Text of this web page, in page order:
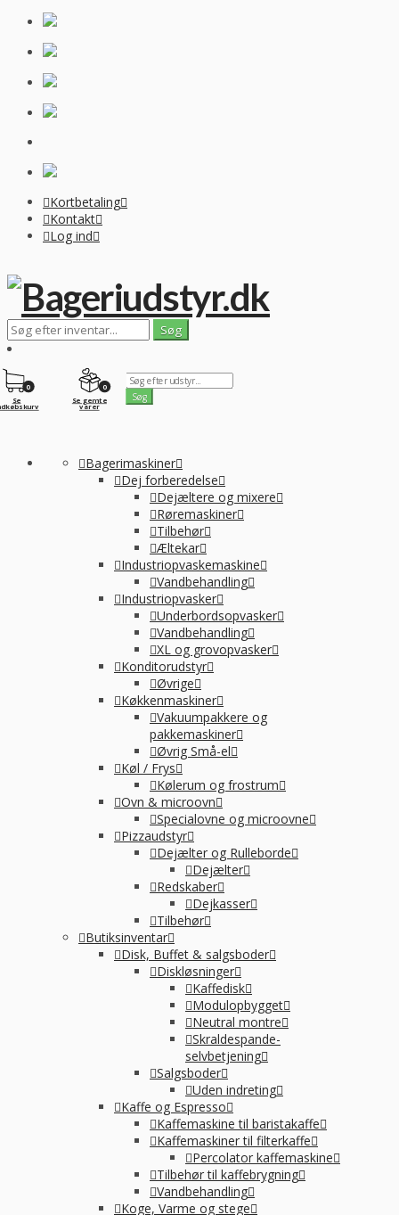
Kortbetaling
Kontakt
Log ind
0
Se gemte
varer
0
Se
Bagerimaskiner
Dej forberedelse
Dejæltere og mixere
Røremaskiner
Tilbehør
Æltekar
Industriopvaskemaskine
Vandbehandling
Industriopvasker
Underbordsopvasker
Vandbehandling
XL og grovopvasker
Konditorudstyr
Øvrige
Køkkenmaskiner
Vakuumpakkere og
pakkemaskiner
Øvrig Små-el
Køl / Frys
Kølerum og frostrum
Ovn & microovn
Specialovne og microovne
Pizzaudstyr
Dejælter og Rulleborde
Dejælter
Redskaber
Dejkasser
Tilbehør
Butiksinventar
Disk, Buffet & salgsboder
Diskløsninger
Kaffedisk
Modulopbygget
Neutral montre
Skraldespande-
selvbetjening
Salgsboder
Uden indreting
Kaffe og Espresso
Kaffemaskine til baristakaffe
Kaffemaskiner til filterkaffe
Percolator kaffemaskine
Tilbehør til kaffebrygning
Vandbehandling
Koge, Varme og stege